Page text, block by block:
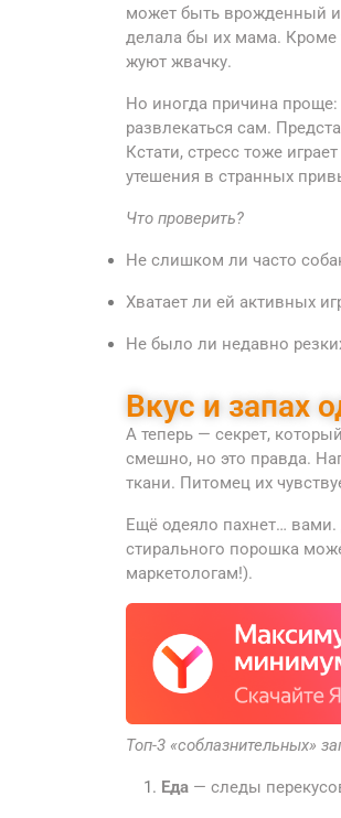
может быть врожденный
делала бы их мама. Кроме
жуют жвачку.
Но иногда причина проще:
развлекаться сам.
Кстати, стресс тоже
утешения в странных
Что проверить?
Не слишком ли часто
Хватает ли ей активных
Не было ли недавно
Вкус и запах
А теперь — секрет,
смешно, но это правда.
ткани. Питомец их
Ещё одеяло пахнет… вами.
стирального порошка
маркетологам!).
Топ-3 «соблазнительных»
Еда — следы